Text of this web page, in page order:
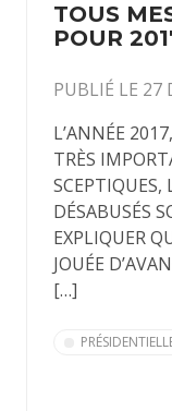
TOUS
POUR
PUBLIÉ LE 27
L’ANNÉE
TRÈS
SCEPTIQUES,
DÉSABUSÉS
EXPLIQUER
JOUÉE
[…]